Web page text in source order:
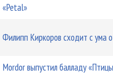
«Petal»
Филипп Киркоров сходит с ума
Mordor выпустил балладу